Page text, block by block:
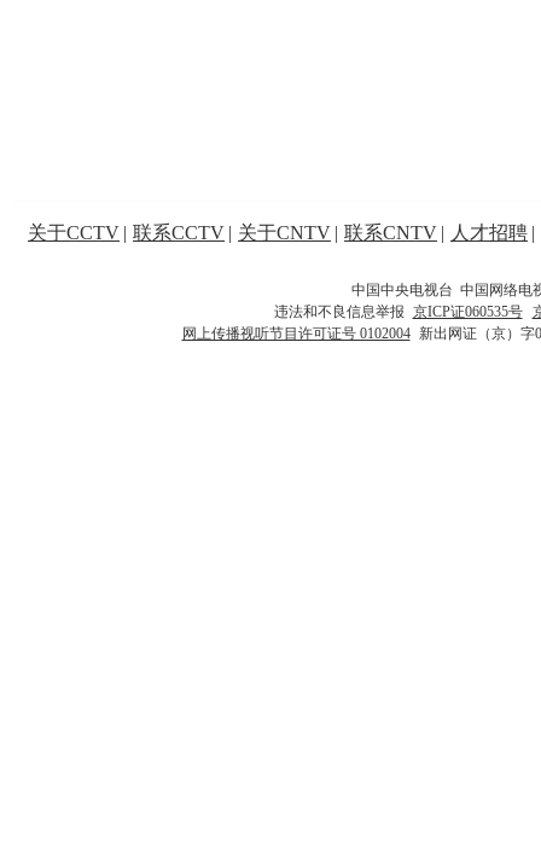
关于CCTV | 联系CCTV | 关于CNTV | 联系CNTV | 人才招聘 |
中国中央电视台 中国网络电
违法和不良信息举报 京ICP证060535号
网上传播视听节目许可证号 0102004 新出网证（京）